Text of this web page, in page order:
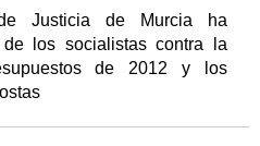
Justicia de Murcia ha
los socialistas contra la
de 2012 y los